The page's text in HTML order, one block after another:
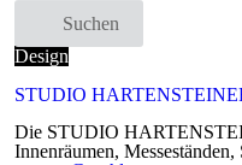
Suchen
Design
STUDIO
Die STUDIO
Innenräumen, Messeständen,